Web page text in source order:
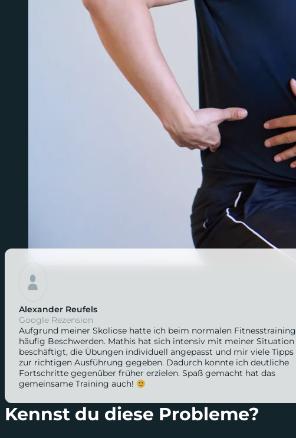
Alexander Reufels
Google Rezension
Aufgrund meiner Skoliose hatte ich beim normalen Fitnesstraining
häufig Beschwerden. Mathis hat sich intensiv mit meiner Situation
beschäftigt, die Übungen individuell angepasst und mir viele Tipps
zur richtigen Ausführung gegeben. Dadurch konnte ich deutliche
Fortschritte gegenüber früher erzielen. Spaß gemacht hat das
gemeinsame Training auch!
Kennst du diese Probleme?